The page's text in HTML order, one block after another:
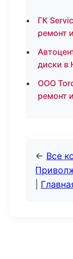
ГК
ремонт
диски в
ООО
ремонт
← Все